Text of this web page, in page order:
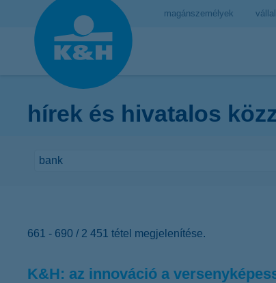
magánszemélyek
hírek és hivatalos
661 - 690 / 2 451 tétel megjelenítése.
K&H: az innováció a